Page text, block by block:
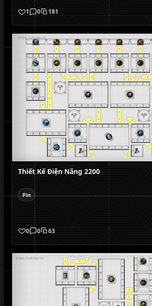
1 0 181
Thiết Kế Điện Năng 2200
Pin
0 0 63